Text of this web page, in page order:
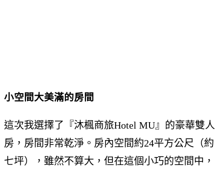
小空間大美滿的房間
這次我選擇了『沐楓商旅Hotel MU』的豪華雙人
房，房間非常乾淨。房內空間約24平方公尺（約
七坪），雖然不算大，但在這個小巧的空間中，